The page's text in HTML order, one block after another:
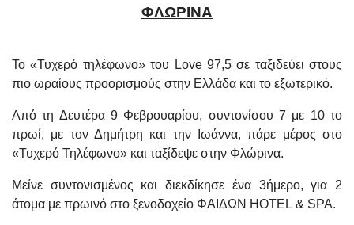
ΦΛΩΡΙΝΑ
Το «Τυχερό τηλέφωνο» του Love97,5 σε ταξιδεύει στους
πιο ωραίους προορισμούς στην Ελλάδα και το εξωτερικό.
Από τη Δευτέρα 9 Φεβρουαρίου, συντονίσου 7 με 10 το
πρωί, με τον Δημήτρη και την Ιωάννα, πάρε μέρος στο
«Τυχερό Τηλέφωνο» και ταξίδεψε στην Φλώρινα.
Μείνε συντονισμένος και διεκδίκησε ένα 3ήμερο, για 2
άτομα με πρωινό στο ξενοδοχείο ΦΑΙΔΩΝ HOTEL & SPA.